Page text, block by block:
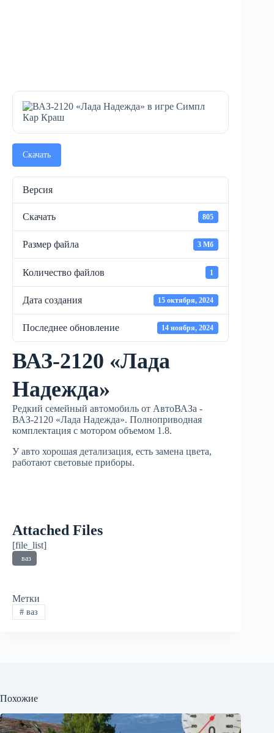
Скачать
Версия
Скачать 805
Размер файла 3 Мб
Количество файлов 1
Дата создания 15 октября, 2024
Последнее обновление 14 ноября, 2024
ВАЗ-2120 «Лада
Надежда»
Редкий семейный автомобиль от АвтоВАЗа -
ВАЗ-2120 «Лада Надежда». Полноприводная
комплектация с мотором объемом 1.8.
У авто хорошая детализация, есть замена цвета,
работают световые приборы.
Attached Files
[file_list]
ваз
Метки
#ваз
Похожие